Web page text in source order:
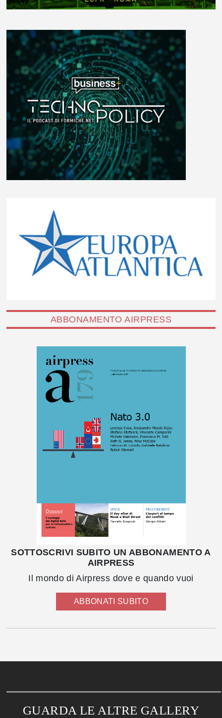
ABBONAMENTO AIRPRESS
SOTTOSCRIVI SUBITO UN ABBONAMENTO A
AIRPRESS
Il mondo di Airpress dove e quando vuoi
ABBONATI SUBITO
GUARDA LE ALTRE GALLERY